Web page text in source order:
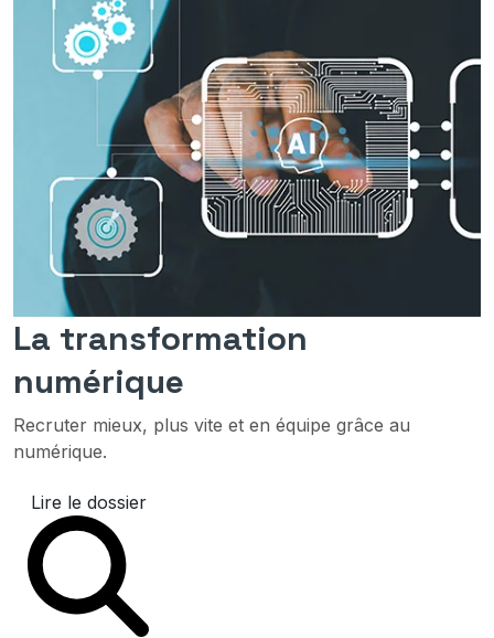
La transformation
numérique
Recruter mieux, plus vite et en équipe grâce au
numérique.
Lire le dossier